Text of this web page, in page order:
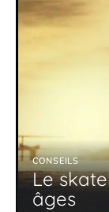
CONSEILS
Le
âges